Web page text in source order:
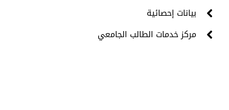
بيانات إحصائية
مركز خدمات الطالب الجامعي